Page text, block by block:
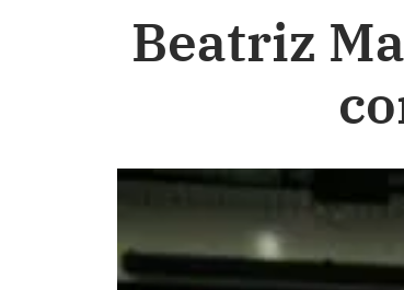
Beatriz